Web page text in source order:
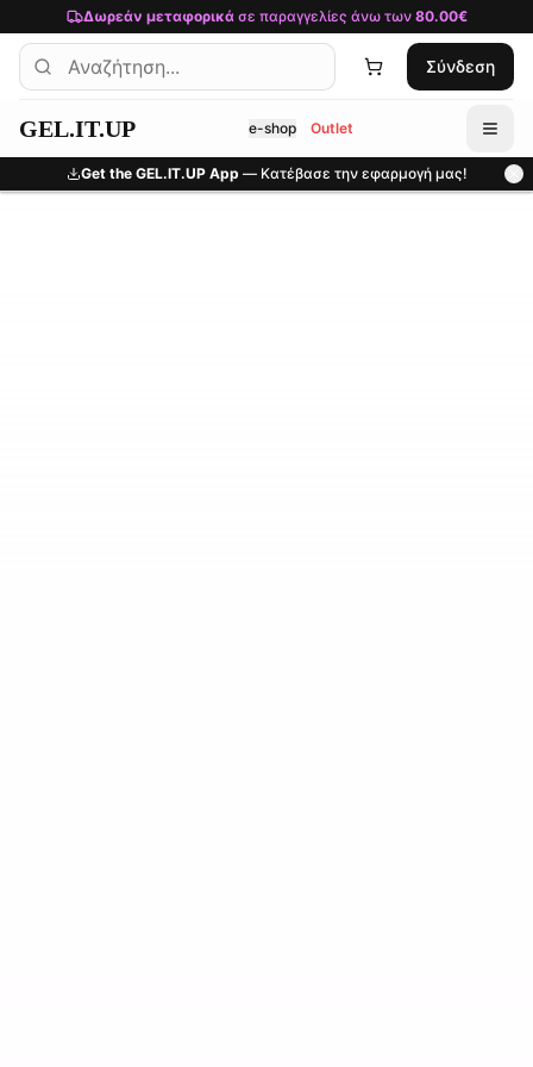
Μετάβαση στο κύριο περιεχόμενο
Δωρεάν μεταφορικάσε παραγγελίες άνω των 80.00€
Σύνδεση
GEL.IT.UP e-shop Outlet
Get the GEL.IT.UP App — Κατέβασε την εφαρμογή μας!